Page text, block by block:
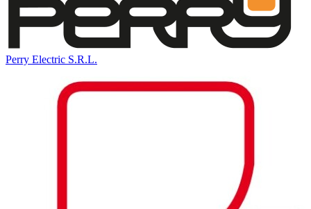
Perry Electric S.R.L.